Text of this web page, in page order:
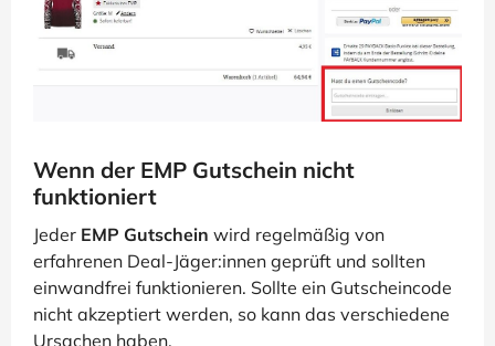
Wenn der EMP Gutschein nicht
funktioniert
Jeder EMP Gutschein wird regelmäßig von
erfahrenen Deal-Jäger:innen geprüft und sollten
einwandfrei funktionieren. Sollte ein Gutscheincode
nicht akzeptiert werden, so kann das verschiedene
Ursachen haben.